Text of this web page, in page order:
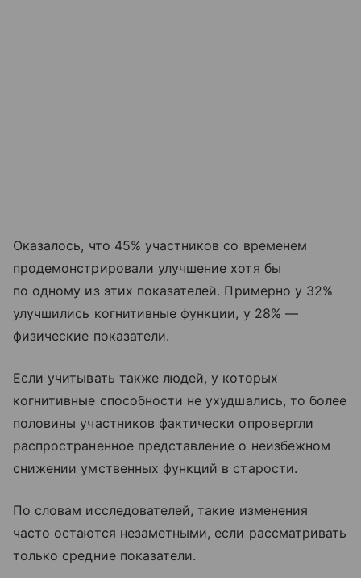
Оказалось, что 45% участников со временем
продемонстрировали улучшение хотя бы
по одному из этих показателей. Примерно у 32%
улучшились когнитивные функции, у 28% —
физические показатели.
Если учитывать также людей, у которых
когнитивные способности не ухудшались, то более
половины участников фактически опровергли
распространенное представление о неизбежном
снижении умственных функций в старости.
По словам исследователей, такие изменения
часто остаются незаметными, если рассматривать
только средние показатели.